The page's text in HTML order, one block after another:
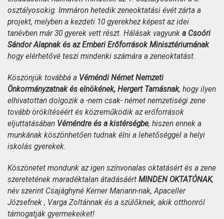
osztályosokig. Immáron hetedik zeneoktatási évét zárta a
projekt, melyben a kezdeti 10 gyerekhez képest az idei
tanévben már 30 gyerek vett részt. Hálásak vagyunk a Csoóri
Sándor Alapnak és az Emberi Erőforrások Minisztériumának
hogy elérhetővé teszi mindenki számára a zeneoktatást.
Köszönjük továbbá a Véméndi Német Nemzeti
Önkormányzatnak és elnökének, Hergert Tamásnak, hogy ilyen
elhivatottan dolgozik a -nem csak- német nemzetiségi zene
tovább örökítéséért és közreműködik az erőforrások
eljuttatásában Véméndre és a kistérségbe, hiszen ennek a
munkának köszönhetően tudnak élni a lehetőséggel a helyi
iskolás gyerekek.
Köszönetet mondunk az igen színvonalas oktatásért és a zene
szeretetének maradéktalan átadásáért MINDEN OKTATÓNAK,
név szerint Csajághyné Kerner Mariann-nak, Apaceller
Józsefnek , Varga Zoltánnak és a szülőknek, akik otthonról
támogatják gyermekeiket!